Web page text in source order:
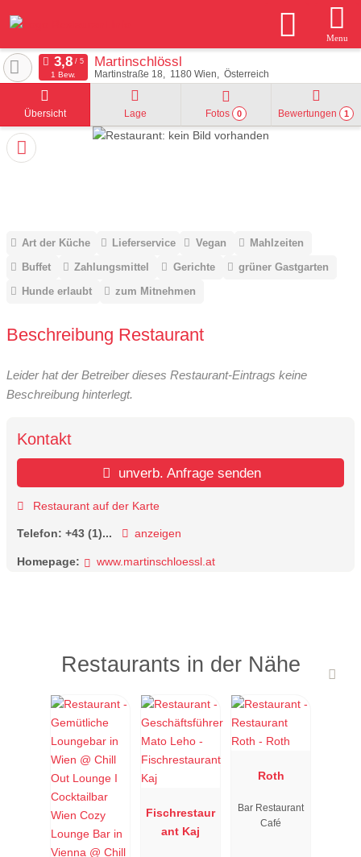
Menu
Martinschlössl
Martinstraße 18 1180 Wien Österreich
1 Bew.
Übersicht Lage Fotos 0 Bewertungen 1
Art der Küche Lieferservice Vegan
Mahlzeiten
Buffet
Zahlungsmittel Gerichte
grüner Gastgarten
Hunde erlaubt
zum Mitnehmen
Beschreibung Restaurant
Leider hat der Betreiber dieses Restaurant-Eintrags keine
Beschreibung hinterlegt.
Kontakt
unverb. Anfrage senden
Restaurant auf der Karte
Telefon: +43 (1)... anzeigen
Homepage: www.martinschloessl.at
Restaurants in der Nähe
Fischrestaur
ant Kaj
Roth
Bar Restaurant
Café